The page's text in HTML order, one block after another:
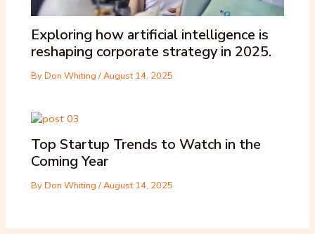
Exploring how artificial intelligence is
reshaping corporate strategy in 2025.
ByDon Whiting/August 14, 2025
Top Startup Trends to Watch in the
Coming Year
ByDon Whiting/August 14, 2025